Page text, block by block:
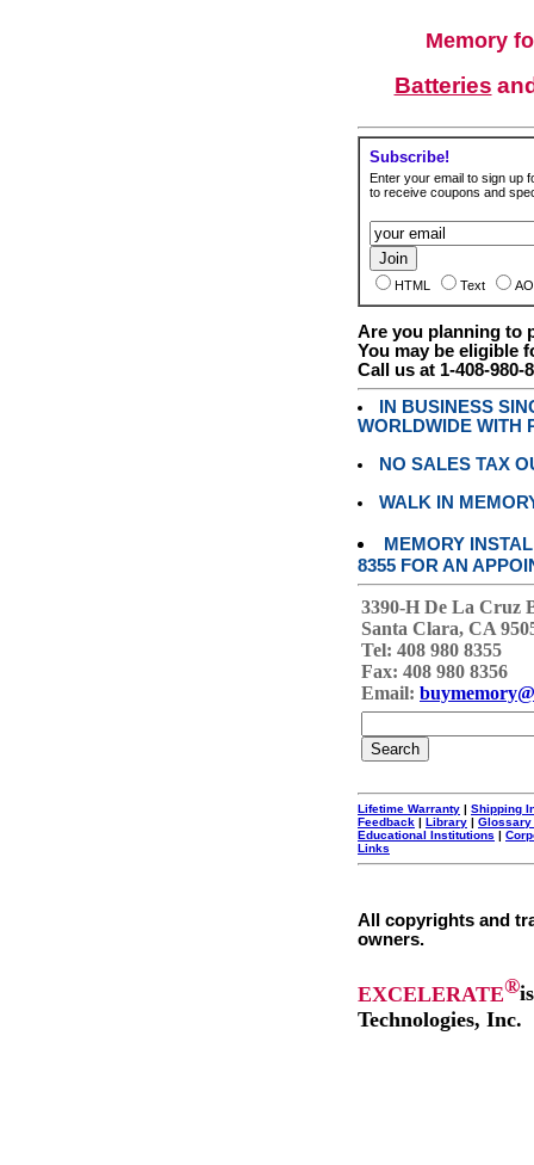
Memory
Batteries
Subscribe!
Enter your email to sign up
to receive coupons and
HTML Text
Are you planning to
You may be eligible
Call us at 1-408-980-
IN BUSINESS
WORLDWIDE WITH
NO SALES TAX
WALK IN
MEMORY
8355 FOR AN
3390-H De La Cruz
Santa Clara, CA
Tel: 408 980 8355
Fax: 408 980 8356
Email:
Lifetime Warranty | Shipping
Feedback | Library | Glossary
Educational Institutions |
Links
All copyrights and
owners.
EXCELERATE®
Technologies, Inc.